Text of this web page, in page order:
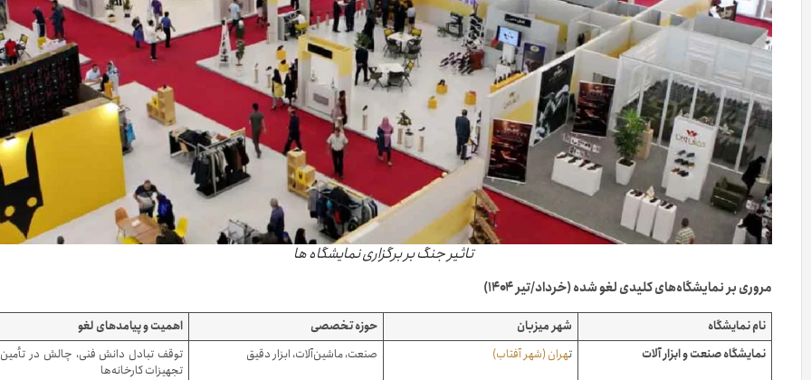
تاثیر جنگ بر برگزاری نمایشگاه ها
مروری بر نمایشگاه‌های کلیدی لغو شده (خرداد/تیر ۱۴۰۴)
نام نمایشگاه شهر میزبان حوزه تخصصی
اهمیت و پیامدهای لغو
نمایشگاه صنعت و ابزار آلات
تهران (شهر آفتاب) صنعت، ماشین‌آلات، ابزار دقیق
توقف تبادل دانش فنی، چالش در تأمین
تجهیزات کارخانه‌ها